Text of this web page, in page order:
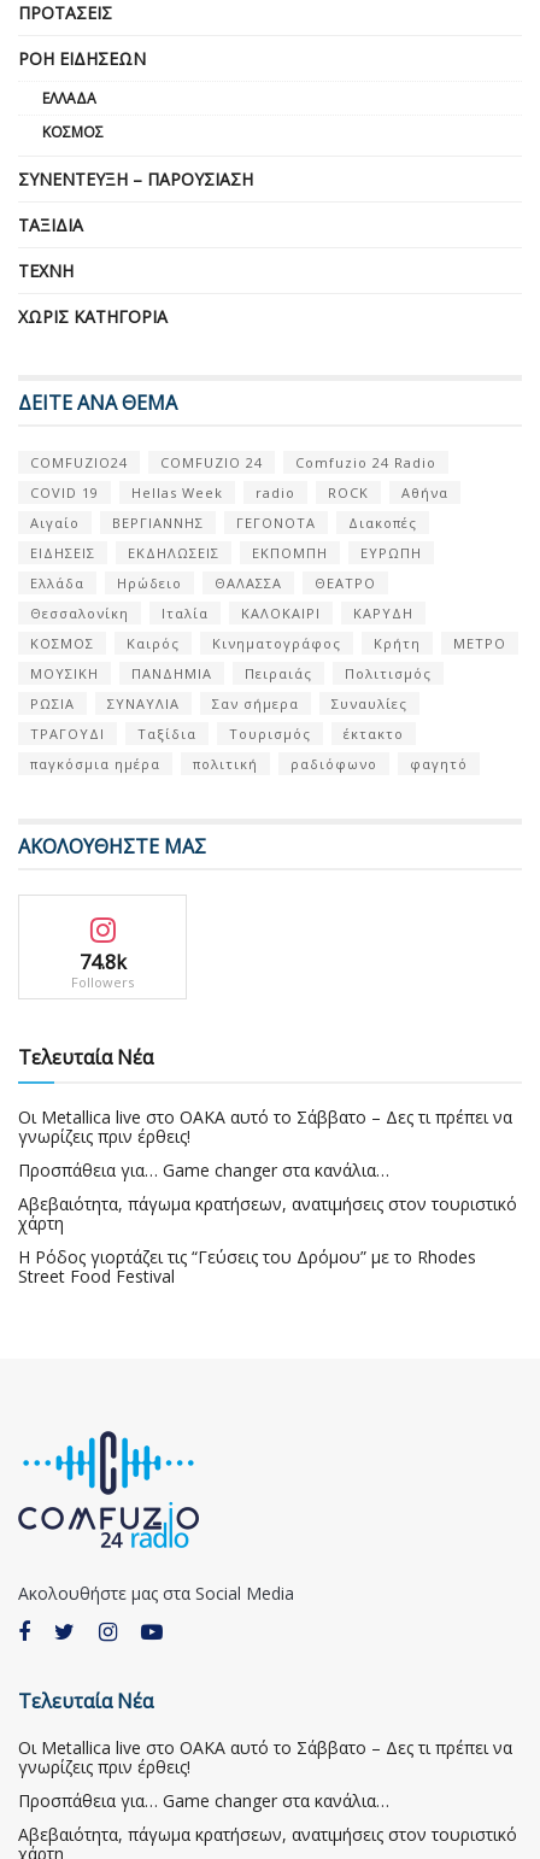
ΠΡΟΤΆΣΕΙΣ
ΡΟΉ ΕΙΔΉΣΕΩΝ
ΕΛΛΆΔΑ
ΚΌΣΜΟΣ
ΣΥΝΈΝΤΕΥΞΗ – ΠΑΡΟΥΣΊΑΣΗ
ΤΑΞΊΔΙΑ
ΤΈΧΝΗ
ΧΩΡΊΣ ΚΑΤΗΓΟΡΊΑ
ΔΕΙΤΕ ΑΝΑ ΘΕΜΑ
COMFUZIO24 COMFUZIO 24
Comfuzio 24 Radio
COVID 19
Hellas Week radio ROCK
Αθήνα
Αιγαίο
ΒΕΡΓΙΑΝΝΗΣ ΓΕΓΟΝΟΤΑ
Διακοπές
ΕΙΔΗΣΕΙΣ
ΕΚΔΗΛΩΣΕΙΣ ΕΚΠΟΜΠΗ
ΕΥΡΩΠΗ
Ελλάδα
Ηρώδειο ΘΑΛΑΣΣΑ
ΘΕΑΤΡΟ
Θεσσαλονίκη
Ιταλία ΚΑΛΟΚΑΙΡΙ
ΚΑΡΥΔΗ
ΚΟΣΜΟΣ
Καιρός Κινηματογράφος Κρήτη
ΜΕΤΡΟ
ΜΟΥΣΙΚΗ
ΠΑΝΔΗΜΙΑ Πειραιάς
Πολιτισμός
ΡΩΣΙΑ
ΣΥΝΑΥΛΙΑ Σαν σήμερα
Συναυλίες
ΤΡΑΓΟΥΔΙ
Ταξίδια Τουρισμός
έκτακτο
παγκόσμια ημέρα
πολιτική ραδιόφωνο φαγητό
ΑΚΟΛΟΥΘΗΣΤΕ ΜΑΣ
74.8k
Followers
Τελευταία Νέα
Οι Metallica live στο ΟΑΚΑ αυτό το Σάββατο – Δες τι πρέπει να
γνωρίζεις πριν έρθεις!
Προσπάθεια για… Game changer στα κανάλια…
Αβεβαιότητα, πάγωμα κρατήσεων, ανατιμήσεις στον τουριστικό
χάρτη
Η Ρόδος γιορτάζει τις “Γεύσεις του Δρόμου” με το Rhodes
Street Food Festival
Ακολουθήστε μας στα Social Media
Τελευταία Νέα
Οι Metallica live στο ΟΑΚΑ αυτό το Σάββατο – Δες τι πρέπει να
γνωρίζεις πριν έρθεις!
Προσπάθεια για… Game changer στα κανάλια…
Αβεβαιότητα, πάγωμα κρατήσεων, ανατιμήσεις στον τουριστικό
χάρτη